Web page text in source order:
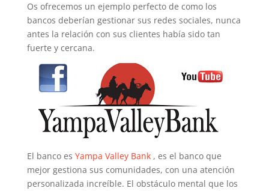
Os ofrecemos un ejemplo perfecto de como los
bancos deberían gestionar sus redes sociales, nunca
antes la relación con sus clientes había sido tan
fuerte y cercana.
El banco es Yampa Valley Bank , es el banco que
mejor gestiona sus comunidades, con una atención
personalizada increíble. El obstáculo mental que los